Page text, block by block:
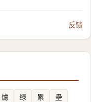
反馈
爈 绿 累
壘